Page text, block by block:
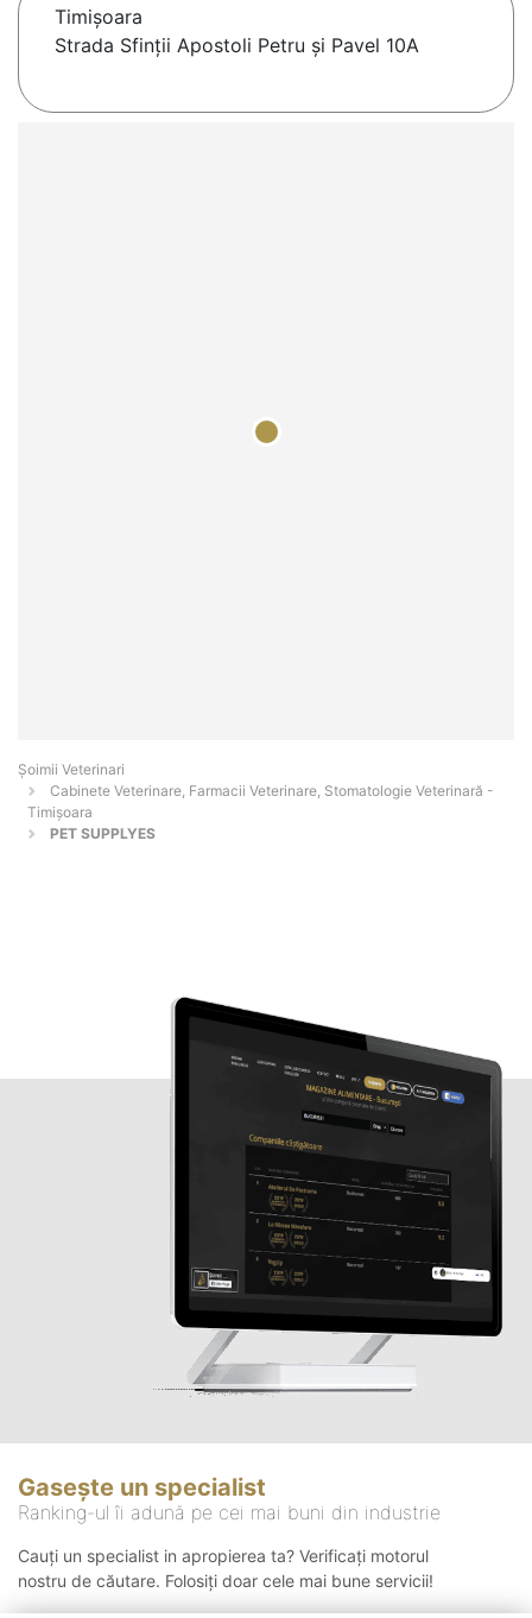
Timişoara
Strada Sfinții Apostoli Petru și Pavel 10A
Șoimii Veterinari
Cabinete Veterinare, Farmacii Veterinare, Stomatologie Veterinară -
Timişoara
PET SUPPLYES
Gasește un specialist
Ranking-ul îi adună pe cei mai buni din industrie
Cauți un specialist in apropierea ta? Verificați motorul
nostru de căutare. Folosiți doar cele mai bune servicii!